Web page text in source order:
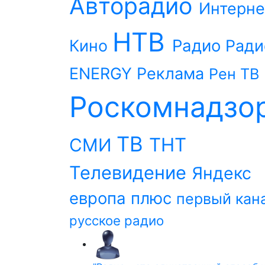
Авторадио
Кино НТВ Радио
ENERGY Реклама Рен ТВ
СМИ ТВ ТНТ
Телевидение Яндекс
европа плюс первый
русское радио